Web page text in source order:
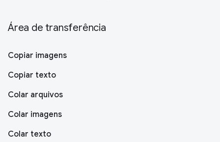
Área de transferência
Copiar imagens
Copiar texto
Colar arquivos
Colar imagens
Colar texto